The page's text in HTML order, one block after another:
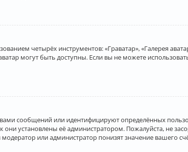
четырёх инструментов: «Граватар», «Галерея
могут быть доступны. Если вы не можете
сообщений или идентифицируют определённых
установлены её администратором. Пожалуйста, не
или администратор понизят значение вашего